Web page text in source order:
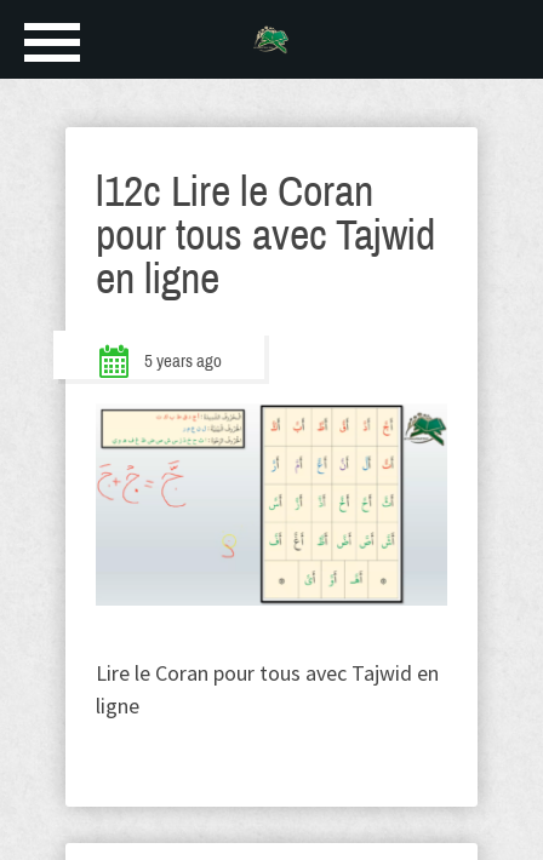
l12c Lire le Coran
pour tous avec Tajwid
en ligne
5 years ago
Lire le Coran pour tous avec Tajwid en
ligne